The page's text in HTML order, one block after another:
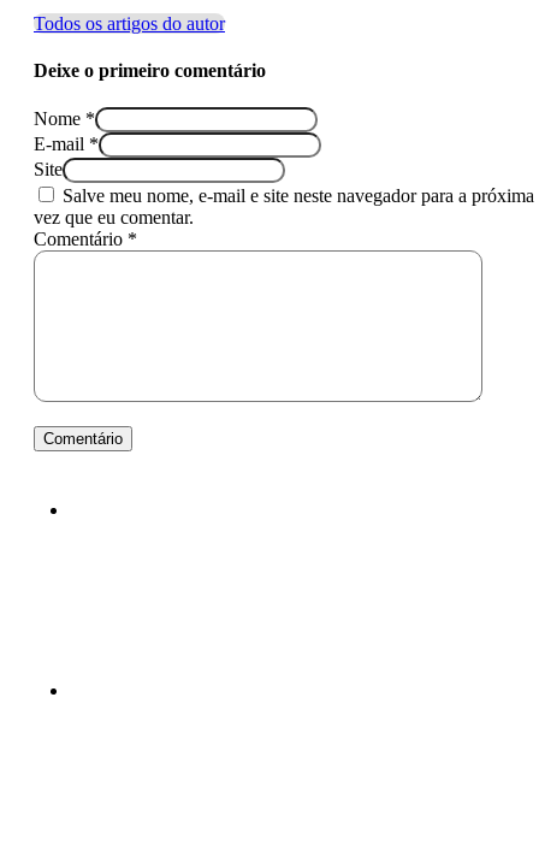
Todos os artigos do autor
Deixe o primeiro comentário
Nome *
E-mail *
Site
Salve meu nome, e-mail e site neste navegador para a próxima
vez que eu comentar.
Comentário *